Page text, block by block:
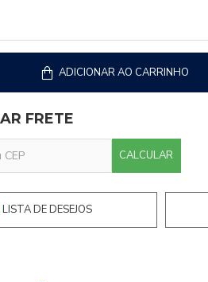
ADICIONAR AO CARRINHO
FRETE
CALCULAR
LISTA DE DESEJOS